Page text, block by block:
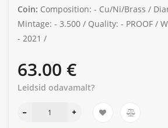
Coin: Composition: - Cu/Ni/Brass /
Mintage: - 3.500 / Quality: - PROOF /
- 2021 /
63.00 €
Leidsid odavamalt?